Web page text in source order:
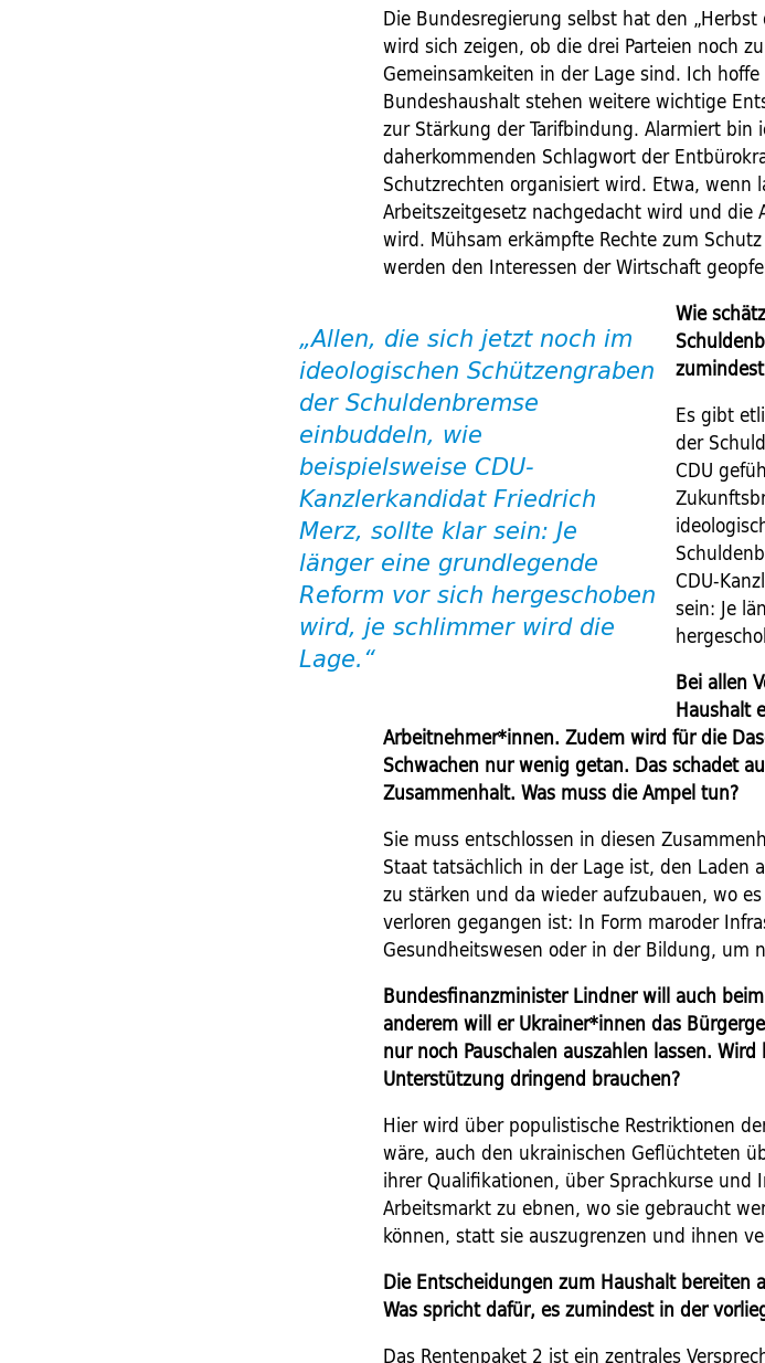
Die Bundesregierung selbst hat den
wird sich zeigen, ob die drei Parteien noch
Gemeinsamkeiten in der Lage sind. Ich
Bundeshaushalt stehen weitere wichtige
zur Stärkung der Tarifbindung. Alarmiert
daherkommenden Schlagwort der
Schutzrechten organisiert wird. Etwa, wenn
Arbeitszeitgesetz nachgedacht wird und
wird. Mühsam erkämpfte Rechte zum
werden den Interessen der Wirtschaft
„Allen, die sich jetzt noch im
ideologischen Schützengraben
der Schuldenbremse
einbuddeln, wie
beispielsweise CDU-
Kanzlerkandidat Friedrich
Merz, sollte klar sein: Je
länger eine grund­legende
Reform vor sich hergeschoben
wird, je schlimmer wird die
Lage.“
Wie
Es gibt
der
CDU
CDU-
sein: Je
Bei allen
Haushalt
Arbeitnehmer*innen. Zudem wird für die
Schwachen nur wenig getan. Das schadet
Zusammenhalt. Was muss die Ampel tun?
Sie muss entschlossen in diesen
Staat tatsächlich in der Lage ist, den ­Laden
zu stärken und da wieder aufzubauen, wo
verloren gegangen ist: In Form maroder
Gesundheitswesen oder in der Bildung, um
Bundesfinanzminister Lindner will auch
anderem will er Ukrainer*innen das
nur noch Pauschalen auszahlen lassen.
Unterstützung dringend brauchen?
Hier wird über populistische Restriktionen
wäre, auch den ukrainischen Geflüchteten
ihrer Qualifikationen, über Sprachkurse und
Arbeitsmarkt zu ebnen, wo sie gebraucht
können, statt sie auszugrenzen und ihnen
Die Entscheidungen zum Haushalt bereiten
Was spricht dafür, es zumindest in der
Das Rentenpaket 2 ist ein zentrales